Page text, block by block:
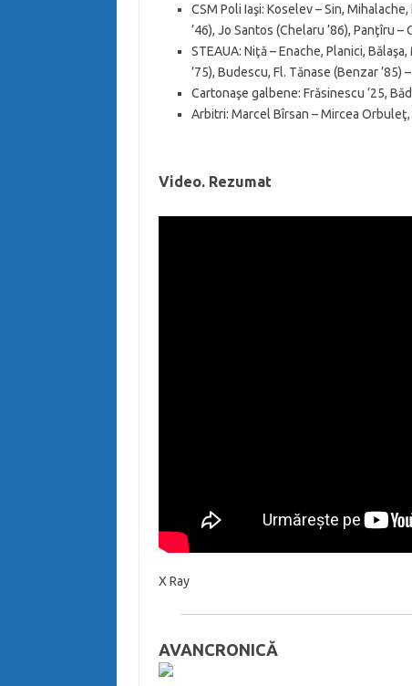
CSM Poli Iaşi: Koselev – Sin,
’46), Jo Santos (Chelaru ’86), Panţîru
STEAUA: Niţă – Enache, Planici,
’75), Budescu, Fl. Tănase (Benzar
Cartonaşe galbene: Frăsinescu ’25,
Arbitri: Marcel Bîrsan – Mircea
Video. Rezumat
X Ray
AVANCRONICĂ